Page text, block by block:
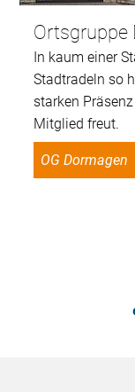
Ortsgruppe
In kaum einer
Stadtradeln so
starken
Mitglied freut.
OG Dormagen